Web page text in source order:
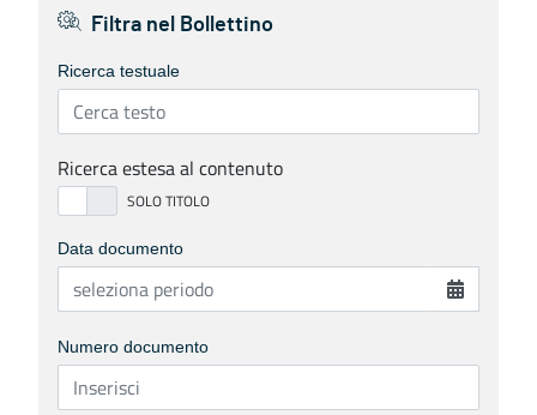
Filtra nel Bollettino
Ricerca testuale
Ricerca estesa al contenuto
Data documento
Numero documento